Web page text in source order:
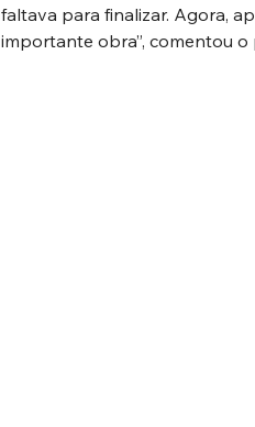
faltava para finalizar. Agora,
importante obra”, comentou o